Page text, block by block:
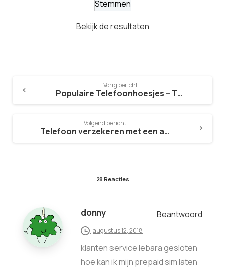
Bekijk de resultaten
Vorig bericht
Populaire Telefoonhoesjes – TOP 5
Volgend bericht
Telefoon verzekeren met een aparte telefoon verzekering?
28 Reacties
donny Beantwoord
augustus 12, 2018
klanten service lebara gesloten
hoe kan ik mijn prepaid sim laten